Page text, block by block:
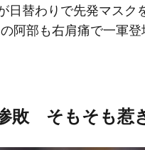
日替わりで先発マス
阿部も右肩痛で一軍
敗 そもそも